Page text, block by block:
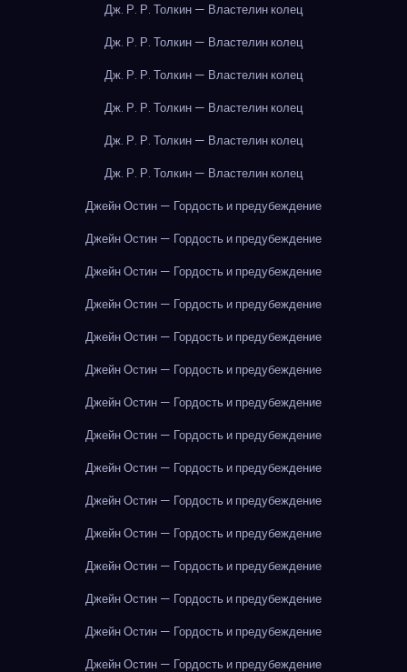
Дж. Р. Р. Толкин — Властелин колец
Дж. Р. Р. Толкин — Властелин колец
Дж. Р. Р. Толкин — Властелин колец
Дж. Р. Р. Толкин — Властелин колец
Дж. Р. Р. Толкин — Властелин колец
Дж. Р. Р. Толкин — Властелин колец
Джейн Остин — Гордость и предубеждение
Джейн Остин — Гордость и предубеждение
Джейн Остин — Гордость и предубеждение
Джейн Остин — Гордость и предубеждение
Джейн Остин — Гордость и предубеждение
Джейн Остин — Гордость и предубеждение
Джейн Остин — Гордость и предубеждение
Джейн Остин — Гордость и предубеждение
Джейн Остин — Гордость и предубеждение
Джейн Остин — Гордость и предубеждение
Джейн Остин — Гордость и предубеждение
Джейн Остин — Гордость и предубеждение
Джейн Остин — Гордость и предубеждение
Джейн Остин — Гордость и предубеждение
Джейн Остин — Гордость и предубеждение